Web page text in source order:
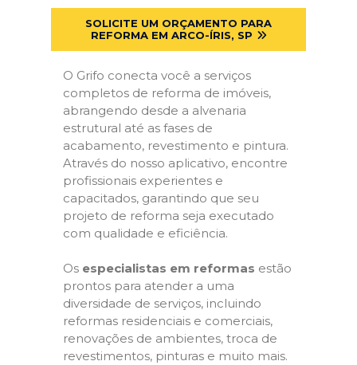
SOLICITE UM ORÇAMENTO PARA
REFORMA EM ARCO-ÍRIS, SP
O Grifo conecta você a serviços
completos de reforma de imóveis,
abrangendo desde a alvenaria
estrutural até as fases de
acabamento, revestimento e pintura.
Através do nosso aplicativo, encontre
profissionais experientes e
capacitados, garantindo que seu
projeto de reforma seja executado
com qualidade e eficiência.
Os especialistas em reformas estão
prontos para atender a uma
diversidade de serviços, incluindo
reformas residenciais e comerciais,
renovações de ambientes, troca de
revestimentos, pinturas e muito mais.